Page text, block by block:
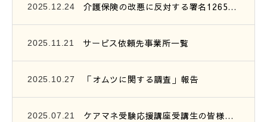
2025.12.24 介護保険の改悪に反対する署名1265筆を提出
2025.11.21 サービス依頼先事業所一覧
2025.10.27 「オムツに関する調査」報告
2025.07.21 ケアマネ受験応援講座受講生の皆様へ、連絡です。